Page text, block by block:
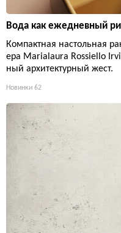
Вода как ежедневный
Компактная настольная
ера Marialaura Rossiello
ный архитектурный жест.
Новинки 62